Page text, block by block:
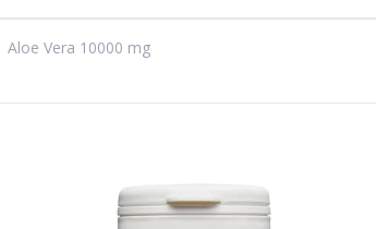
Aloe Vera 10000 mg